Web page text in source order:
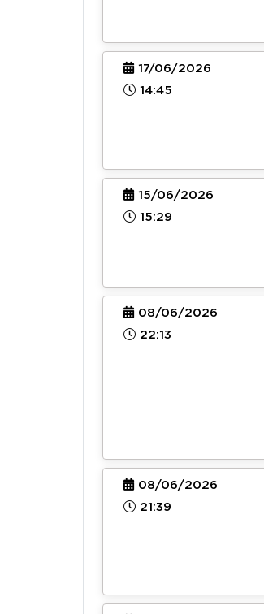
17/06/2026
14:45
15/06/2026
15:29
08/06/2026
22:13
08/06/2026
21:39